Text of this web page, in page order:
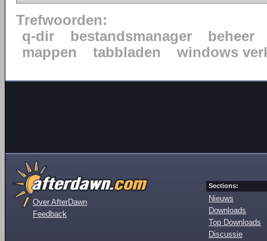
Trefwoorden:
q-dir
bestandsmanager
beheer
mappen
tabbladen windows
Over AfterDawn
Feedback
Sections:
Nieuws
Downloads
Top Downloads
Discussie